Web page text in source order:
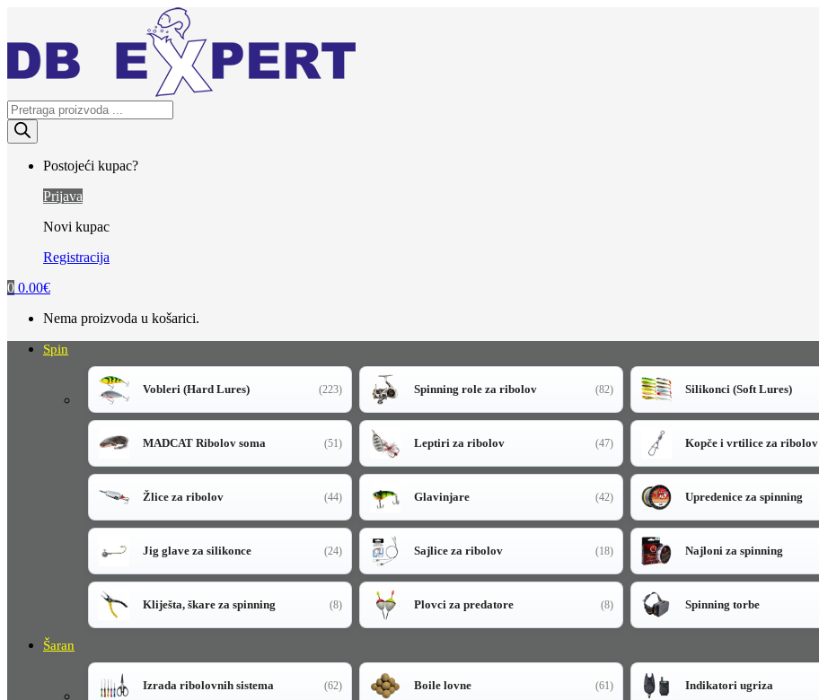
navigation
content
Products
search
Postojeći kupac?
Prijava
Novi kupac
Registracija
0 0.00€
Nema proizvoda u košarici.
Spin
Vobleri (Hard Lures) (223) Spinning role za ribolov (82) Silikonci (Soft Lures)
MADCAT Ribolov soma (51) Leptiri za ribolov (47) Kopče i vrtilice za ribolov
Žlice za ribolov (44) Glavinjare (42) Upredenice za spinning
Jig glave za silikonce (24) Sajlice za ribolov (18) Najloni za spinning
Kliješta, škare za spinning (8) Plovci za predatore (8) Spinning torbe
Šaran
Izrada ribolovnih sistema (62) Boile lovne (61) Indikatori ugriza